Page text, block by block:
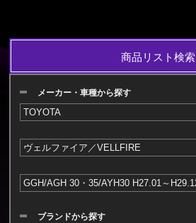
商品リスト検索
メーカー・車種から探す
ブランドから探す